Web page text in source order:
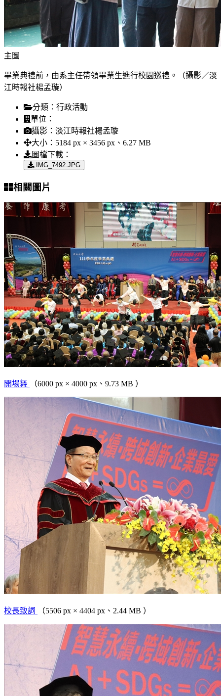
主圖
畢業典禮前，由系主任帶領畢業生進行校園巡禮。（攝影／淡
江時報社楊孟璇）
分類： 行政活動
單位：
攝影： 淡江時報社楊孟璇
大小： 5184 px × 3456 px、6.27 MB
圖檔下載：
IMG_7492.JPG
相關圖片
開場舞 （6000 px × 4000 px、9.73 MB ）
校長致詞 （5506 px × 4404 px、2.44 MB ）